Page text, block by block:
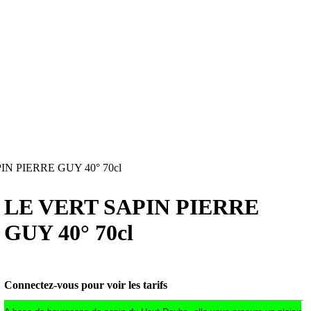
PIERRE GUY 40° 70cl
LE VERT SAPIN PIERRE
GUY 40° 70cl
Connectez-vous pour voir les tarifs